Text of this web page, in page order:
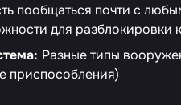
пообщаться почти с
для разблокировки
Разные типы
приспособления)